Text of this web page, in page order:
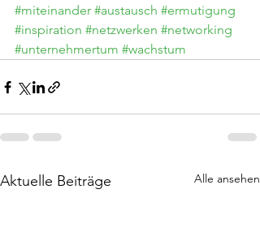
#miteinander #austausch #ermutigung
#inspiration #netzwerken #networking
#unternehmertum #wachstum
Aktuelle Beiträge Alle ansehen